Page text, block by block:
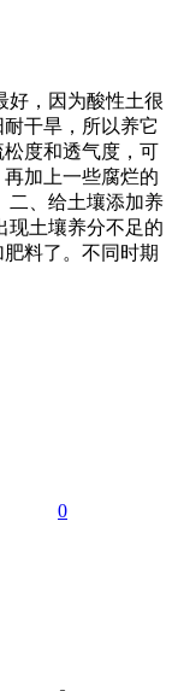
好，因为酸性土很
干旱，所以养它
度和透气度，可
加上一些腐烂的
二、给土壤添加养
现土壤养分不足的
料了。不同时期
0